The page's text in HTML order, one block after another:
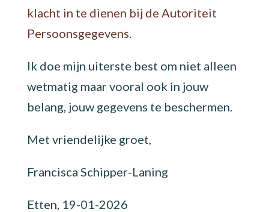
klacht in te dienen bij de Autoriteit
Persoonsgegevens.
Ik doe mijn uiterste best om niet alleen
wetmatig maar vooral ook in jouw
belang, jouw gegevens te beschermen.
Met vriendelijke groet,
Francisca Schipper-Laning
Etten, 19-01-2026